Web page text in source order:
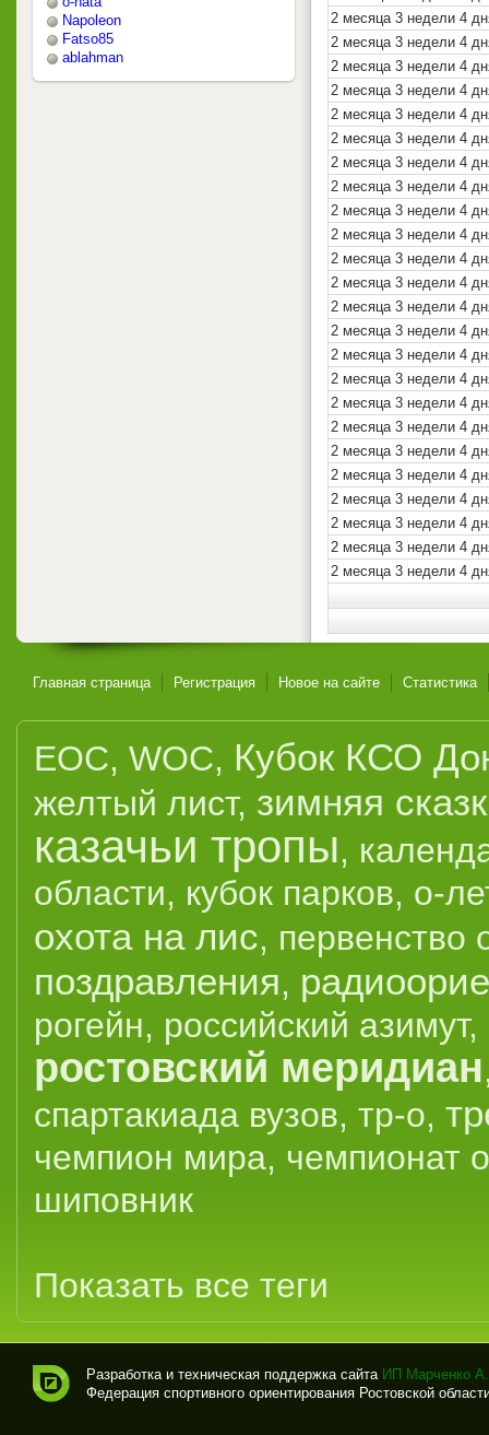
2 месяца 3 недели 4
2 месяца 3 недели 4
2 месяца 3 недели 4
2 месяца 3 недели 4
2 месяца 3 недели 4
2 месяца 3 недели 4
2 месяца 3 недели 4
2 месяца 3 недели 4
2 месяца 3 недели 4
2 месяца 3 недели 4
2 месяца 3 недели 4
2 месяца 3 недели 4
2 месяца 3 недели 4
2 месяца 3 недели 4
2 месяца 3 недели 4
2 месяца 3 недели 4
2 месяца 3 недели 4
2 месяца 3 недели 4
2 месяца 3 недели 4
2 месяца 3 недели 4
2 месяца 3 недели 4
2 месяца 3 недели 4
2 месяца 3 недели 4
2 месяца 3 недели 4
Napoleon
Fatso85
ablahman
Главная страница Регистрация Новое на сайте Статистика
EOC, WOC, Кубок КСО
желтый лист, зимняя
казачьи тропы,
области, кубок парков, о-
охота на лис, первенство
поздравления,
рогейн, российский азимут,
ростовский меридиан
спартакиада вузов, тр-о,
чемпион мира, чемпионат
шиповник
Показать все теги
Разработка и техническая поддержка сайта ИП Марченко
Федерация спортивного ориентирования Ростовской